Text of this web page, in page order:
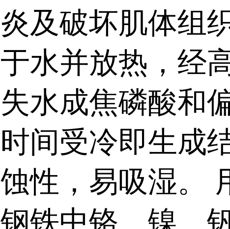
炎及破坏肌体组
于水并放热，经
失水成焦磷酸和
时间受冷即生成
蚀性，易吸湿。
钢铁中铬、镍、